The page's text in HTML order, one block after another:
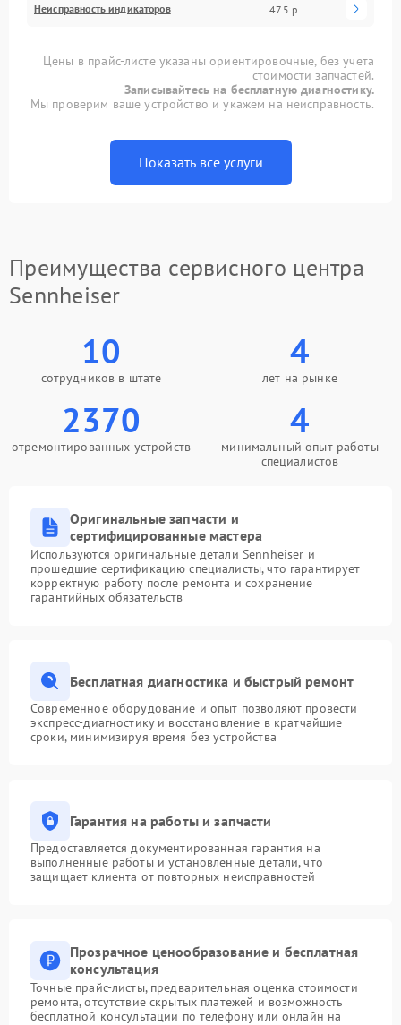
Неисправность индикаторов 475 р
Цены в прайс-листе указаны ориентировочные, без учета
стоимости запчастей.
Записывайтесь на бесплатную диагностику.
Мы проверим ваше устройство и укажем на неисправность.
Показать все услуги
Преимущества сервисного центра
Sennheiser
10
сотрудников в штате
4
лет на рынке
2370
отремонтированных устройств
4
минимальный опыт работы
специалистов
Оригинальные запчасти и
сертифицированные мастера
Используются оригинальные детали Sennheiser и
прошедшие сертификацию специалисты, что гарантирует
корректную работу после ремонта и сохранение
гарантийных обязательств
Бесплатная диагностика и быстрый ремонт
Современное оборудование и опыт позволяют провести
экспресс-диагностику и восстановление в кратчайшие
сроки, минимизируя время без устройства
Гарантия на работы и запчасти
Предоставляется документированная гарантия на
выполненные работы и установленные детали, что
защищает клиента от повторных неисправностей
Прозрачное ценообразование и бесплатная
консультация
Точные прайс-листы, предварительная оценка стоимости
ремонта, отсутствие скрытых платежей и возможность
бесплатной консультации по телефону или онлайн на